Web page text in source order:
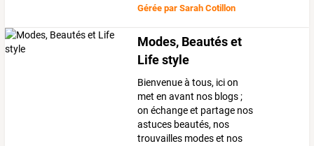
Gérée parSarah Cotillon
Modes, Beautés et
Life style
Bienvenue à tous, ici on
met en avant nos blogs ;
on échange et partage nos
astuces beautés, nos
trouvailles modes et nos